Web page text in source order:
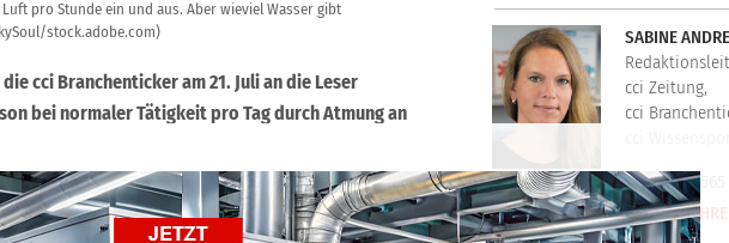
pro Stunde ein und aus. Aber wieviel Wasser gibt
stock.adobe.com)
cci Branchenticker am 21. Juli an die Leser
bei normaler Tätigkeit pro Tag durch Atmung an
Vorgaben: Die Person übt eine normale,
(zum Beispiel im Büro) und verbringt nach der
SABINE
cci Zeitung,
cci
+49(0)721/565
E-MAIL